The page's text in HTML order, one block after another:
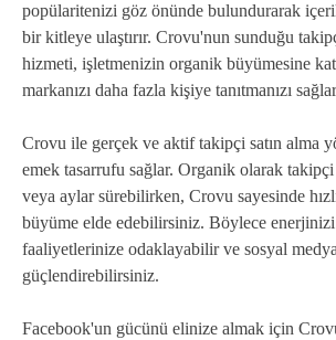
popülaritenizi göz önünde bulundurarak
bir kitleye ulaştırır. Crovu'nun sunduğu
hizmeti, işletmenizin organik büyümesine
markanızı daha fazla kişiye tanıtmanızı
Crovu ile gerçek ve aktif takipçi satın alma
emek tasarrufu sağlar. Organik olarak
veya aylar sürebilirken, Crovu sayesinde
büyüme elde edebilirsiniz. Böylece
faaliyetlerinize odaklayabilir ve sosyal medya
güçlendirebilirsiniz.
Facebook'un gücünü elinize almak için